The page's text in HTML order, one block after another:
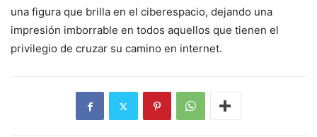
una figura que brilla en el ciberespacio, dejando una
impresión imborrable en todos aquellos que tienen el
privilegio de cruzar su camino en internet.